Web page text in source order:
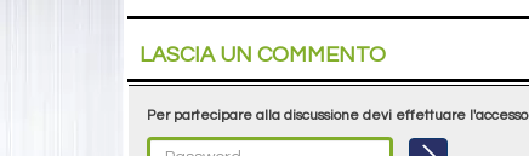
LASCIA UN COMMENTO
Per partecipare alla discussione devi effettuare l'accesso